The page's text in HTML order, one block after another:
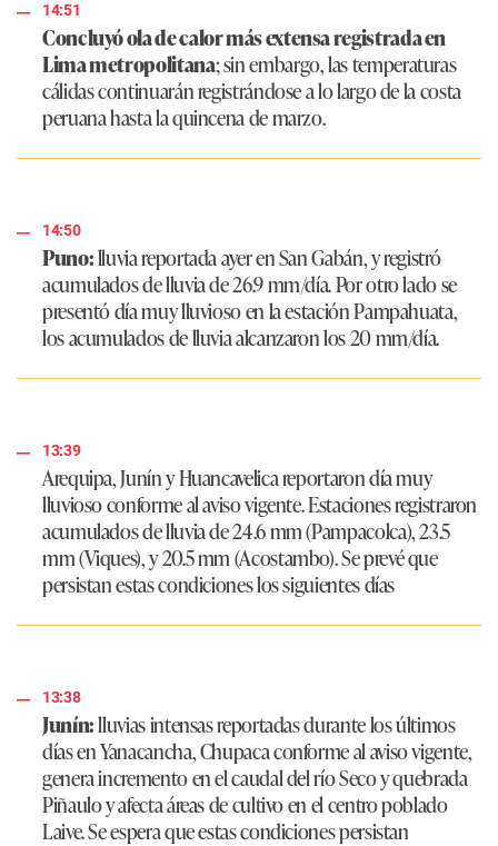
14:51
Concluyó ola de calor más extensa registrada en
Lima metropolitana; sin embargo, las temperaturas
cálidas continuarán registrándose a lo largo de la costa
peruana hasta la quincena de marzo.
14:50
Puno:lluvia reportada ayer en San Gabán, y registró
acumulados de lluvia de 26.9 mm/día. Por otro lado se
presentó día muy lluvioso en la estación Pampahuata,
los acumulados de lluvia alcanzaron los 20 mm/día.
13:39
Arequipa, Junín y Huancavelica reportaron día muy
lluvioso conforme al aviso vigente. Estaciones registraron
acumulados de lluvia de 24.6 mm (Pampacolca), 23.5
mm (Viques), y 20.5 mm (Acostambo). Se prevé que
persistan estas condiciones los siguientes días
13:38
Junín:lluvias intensas reportadas durante los últimos
días en Yanacancha, Chupaca conforme al aviso vigente,
genera incremento en el caudal del río Seco y quebrada
Piñaulo y afecta áreas de cultivo en el centro poblado
Laive. Se espera que estas condiciones persistan